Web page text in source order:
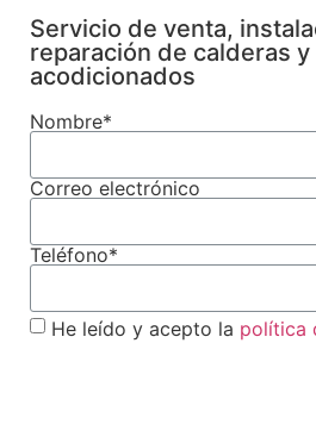
Servicio de venta,
reparación de calderas y
acodicionados
Nombre*
Correo electrónico
Teléfono*
He leído y acepto la política